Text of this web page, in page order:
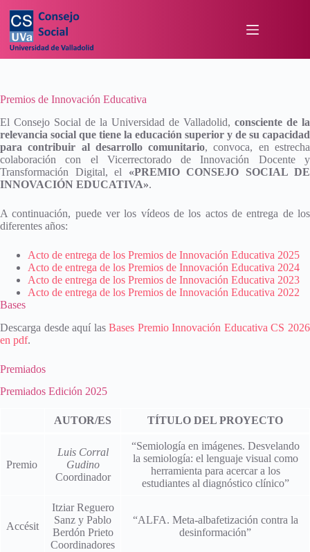
Premios de Innovación Educativa
El Consejo Social de la Universidad de Valladolid, consciente de la
relevancia social que tiene la educación superior y de su capacidad
para contribuir al desarrollo comunitario, convoca, en estrecha
colaboración con el Vicerrectorado de Innovación Docente y
Transformación Digital, el «PREMIO CONSEJO SOCIAL DE
INNOVACIÓN EDUCATIVA».
A continuación, puede ver los vídeos de los actos de entrega de los
diferentes años:
Acto de entrega de los Premios de Innovación Educativa 2025
Acto de entrega de los Premios de Innovación Educativa 2024
Acto de entrega de los Premios de Innovación Educativa 2023
Acto de entrega de los Premios de Innovación Educativa 2022
Bases
Descarga desde aquí lasBases Premio Innovación Educativa CS 2026
en pdf.
Premiados
Premiados Edición 2025
AUTOR/ES TÍTULO DEL PROYECTO
Premio
Luis Corral
Gudino
Coordinador
“Semiología en imágenes. Desvelando
la semiología: el lenguaje visual como
herramienta para acercar a los
estudiantes al diagnóstico clínico”
Accésit
Itziar Reguero
Sanz y Pablo
Berdón Prieto
Coordinadores
“ALFA. Meta-albafetización contra la
desinformación”